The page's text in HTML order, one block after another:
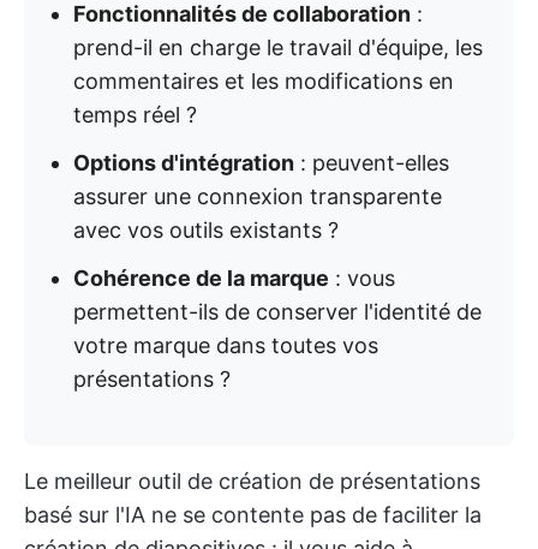
Fonctionnalités de collaboration :
prend-il en charge le travail d'équipe, les
commentaires et les modifications en
temps réel ?
Options d'intégration : peuvent-elles
assurer une connexion transparente
avec vos outils existants ?
Cohérence de la marque : vous
permettent-ils de conserver l'identité de
votre marque dans toutes vos
présentations ?
Le meilleur outil de création de présentations
basé sur l'IA ne se contente pas de faciliter la